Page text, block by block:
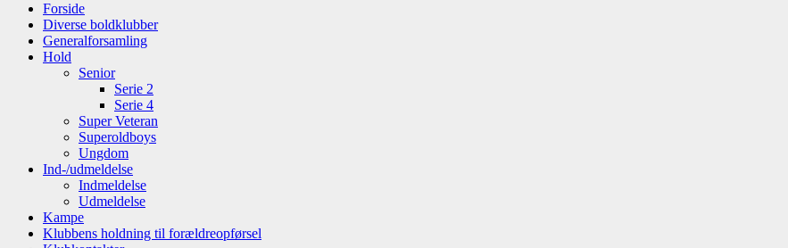
Forside
Diverse boldklubber
Generalforsamling
Hold
Senior
Serie 2
Serie 4
Super Veteran
Superoldboys
Ungdom
Ind-/udmeldelse
Indmeldelse
Udmeldelse
Kampe
Klubbens holdning til forældreopførsel